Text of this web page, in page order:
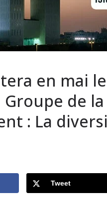
en mai
de
: La
Tweet